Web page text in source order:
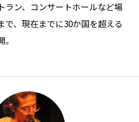
ラン、コンサートホールなど場
で、現在までに30か国を超える